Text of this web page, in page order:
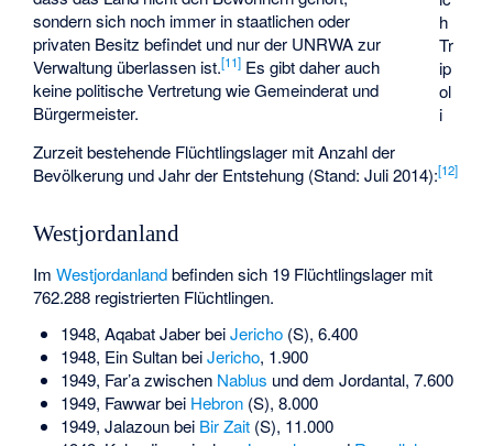
h
Tr
ip
ol
i
sondern sich noch immer in staatlichen oder
privaten Besitz befindet und nur der UNRWA zur
Verwaltung überlassen ist.[11] Es gibt daher auch
keine politische Vertretung wie Gemeinderat und
Bürgermeister.
Zurzeit bestehende Flüchtlingslager mit Anzahl der
Bevölkerung und Jahr der Entstehung (Stand: Juli 2014):[12]
Westjordanland
ImWestjordanlandbefinden sich 19 Flüchtlingslager mit
762.288 registrierten Flüchtlingen.
1948, Aqabat Jaber beiJericho(S), 6.400
1948, Ein Sultan beiJericho, 1.900
1949, Far’a zwischen Nablus und dem Jordantal, 7.600
1949, Fawwar bei Hebron(S), 8.000
1949, Jalazoun bei Bir Zait(S), 11.000